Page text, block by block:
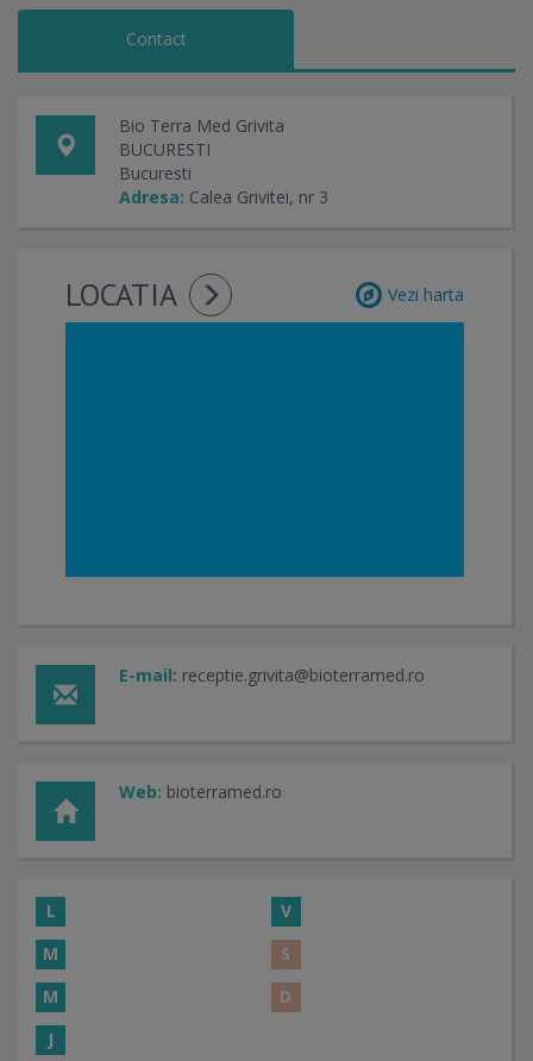
Contact
Bio Terra Med Grivita
BUCURESTI
Bucuresti
Adresa: Calea Grivitei, nr 3
LOCATIA Vezi harta
E-mail: receptie.grivita@bioterramed.ro
Web: bioterramed.ro
L
V
M
S
M
D
J